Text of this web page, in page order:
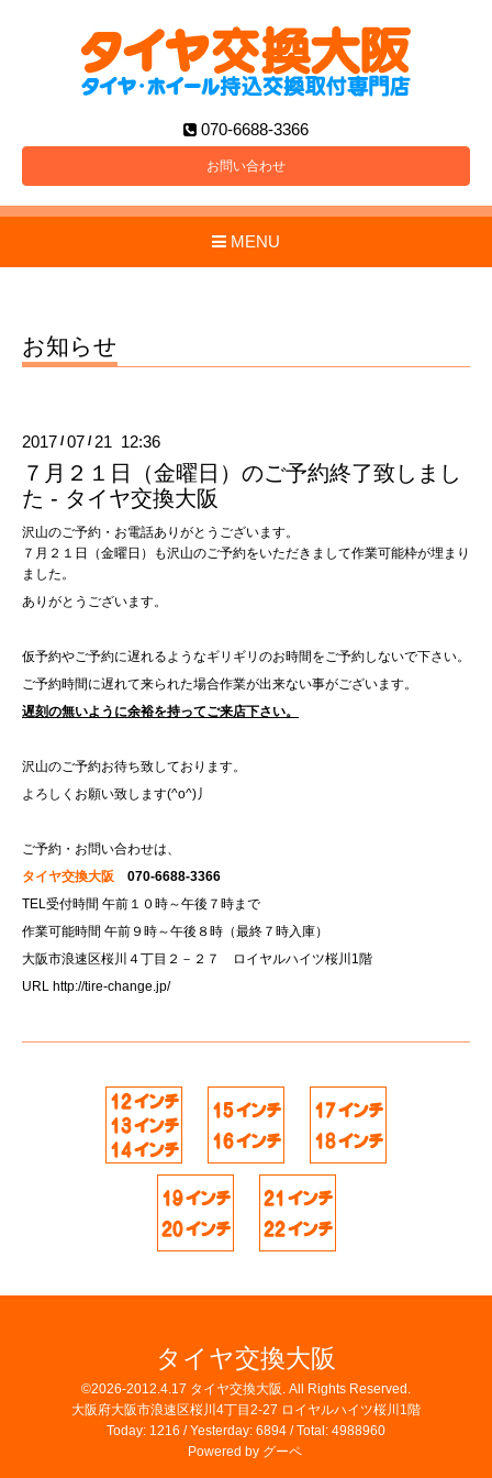
070-6688-3366
お問い合わせ
MENU
お知らせ
2017 /07 / 21 12:36
７月２１日（金曜日）のご予約終了致しまし
た - タイヤ交換大阪
沢山のご予約・お電話ありがとうございます。
７月２１日（金曜日）も沢山のご予約をいただきまして作業可能枠が埋まり
ました。
ありがとうございます。
仮予約やご予約に遅れるようなギリギリのお時間をご予約しないで下さい。
ご予約時間に遅れて来られた場合作業が出来ない事がございます。
遅刻の無いように余裕を持ってご来店下さい。
沢山のご予約お待ち致しております。
よろしくお願い致します(^o^)丿
ご予約・お問い合わせは、
タイヤ交換大阪 070-6688-3366
TEL受付時間 午前１０時～午後７時まで
作業可能時間 午前９時～午後８時（最終７時入庫）
大阪市浪速区桜川４丁目２－２７ ロイヤルハイツ桜川1階
URL http://tire-change.jp/
タイヤ交換大阪
©2026-2012.4.17 タイヤ交換大阪 . All Rights Reserved.
大阪府大阪市浪速区桜川4丁目2-27 ロイヤルハイツ桜川1階
Today: 1216 / Yesterday: 6894 / Total: 4988960
Powered by グーペ